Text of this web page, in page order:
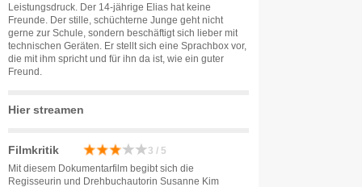
Leistungsdruck. Der 14-jährige Elias hat keine
Freunde. Der stille, schüchterne Junge geht nicht
gerne zur Schule, sondern beschäftigt sich lieber mit
technischen Geräten. Er stellt sich eine Sprachbox vor,
die mit ihm spricht und für ihn da ist, wie ein guter
Freund.
Hier streamen
Filmkritik 3 / 5
Mit diesem Dokumentarfilm begibt sich die
Regisseurin und Drehbuchautorin Susanne Kim